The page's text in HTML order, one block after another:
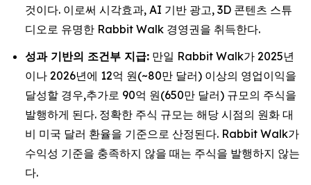
것이다. 이로써 시각효과, AI 기반 광고, 3D 콘텐츠 스튜
디오로 유명한 Rabbit Walk 경영권을 취득한다.
성과 기반의 조건부 지급: 만일 Rabbit Walk가 2025년
이나 2026년에 12억 원(~80만 달러) 이상의 영업이익을
달성할 경우,추가로 90억 원(650만 달러) 규모의 주식을
발행하게 된다. 정확한 주식 규모는 해당 시점의 원화 대
비 미국 달러 환율을 기준으로 산정된다. Rabbit Walk가
수익성 기준을 충족하지 않을 때는 주식을 발행하지 않는
다.